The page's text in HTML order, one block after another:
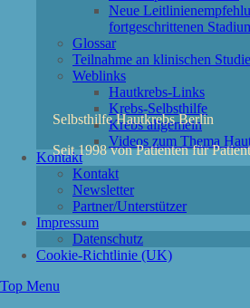
Neue
fortgeschrittenen
Glossar
Teilnahme an klinischen
Weblinks
Hautkrebs-Links
Krebs-Selbsthilfe
Krebs allgemein
Videos zum Thema
Kontakt
Kontakt
Newsletter
Partner/Unterstützer
Impressum
Datenschutz
Cookie-Richtlinie (UK)
Top Menu
Selbsthilfe Hautkrebs Berlin
Seit 1998 von Patienten für